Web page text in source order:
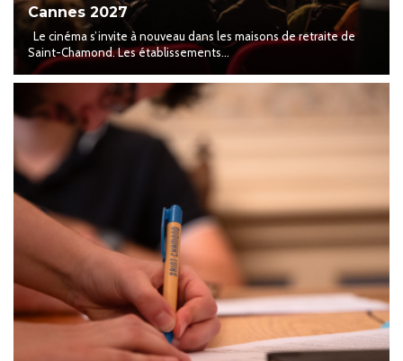
Cannes 2027
Le cinéma s’invite à nouveau dans les maisons de retraite de
Saint-Chamond. Les établissements...